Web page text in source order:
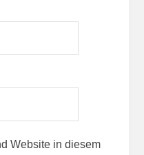
Website in diesem